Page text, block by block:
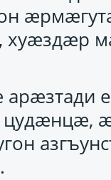
хуӕздӕр